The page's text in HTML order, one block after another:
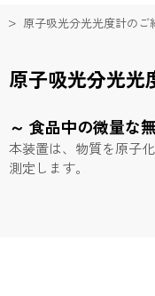
原子吸光分光光度計のご
原子吸光分光光
～ 食品中の微量な
本装置は、物質を原子
測定します。